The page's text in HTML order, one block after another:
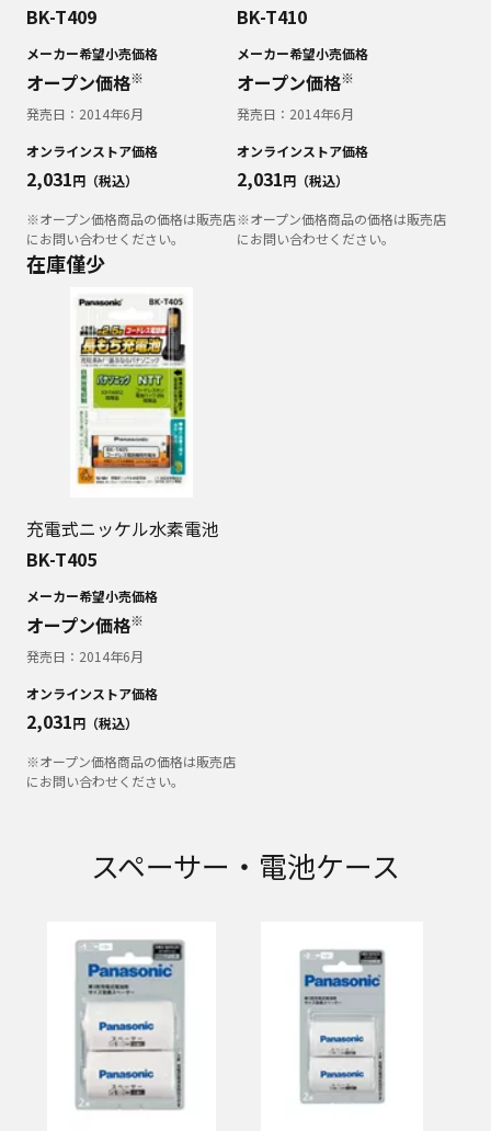
BK-T409
メーカー希望小売価格
オープン価格※
発売日： 2014年6月
オンラインストア価格
2,031円（税込）
※オープン価格商品の価格は販売店
にお問い合わせください。
BK-T410
メーカー希望小売価格
オープン価格※
発売日： 2014年6月
オンラインストア価格
2,031円（税込）
※オープン価格商品の価格は販売店
にお問い合わせください。
在庫僅少
充電式ニッケル水素電池
BK-T405
メーカー希望小売価格
オープン価格※
発売日： 2014年6月
オンラインストア価格
2,031円（税込）
※オープン価格商品の価格は販売店
にお問い合わせください。
スペーサー・電池ケース